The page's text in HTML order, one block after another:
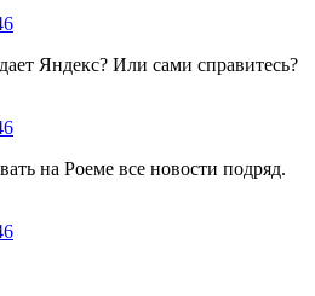
Яндекс? Или сами справитесь?
на Роеме все новости подряд.